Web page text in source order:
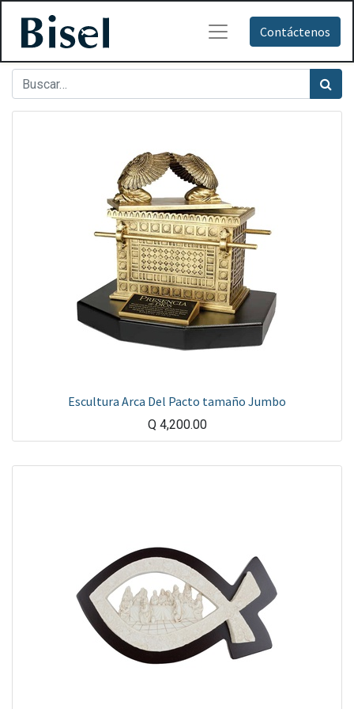
Contáctenos
Escultura Arca Del Pacto tamaño Jumbo
Q 4,200.00